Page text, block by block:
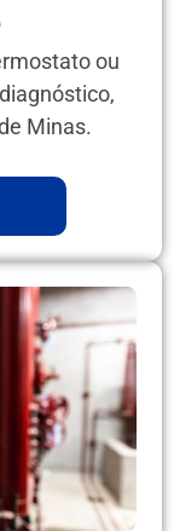
ou
Minas.